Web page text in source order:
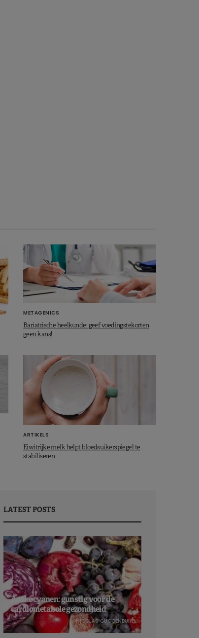
METAGENICS
Bariatrische heelkunde: geef voedingstekorten
geen kans!
ARTIKELS
Eiwitrijke melk helpt bloedsuikerspiegel te
stabiliseren
LATEST POSTS
Anthocyanen: gunstig voor de
cardiometabole gezondheid
NICOLAS GUGGENBÜHL